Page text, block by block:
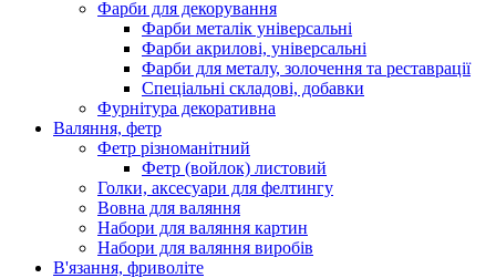
Фарби для декорування
Фарби металік універсальні
Фарби акрилові, універсальні
Фарби для металу, золочення та реставрації
Спеціальні складові, добавки
Фурнітура декоративна
Валяння, фетр
Фетр різноманітний
Фетр (войлок) листовий
Голки, аксесуари для фелтингу
Вовна для валяння
Набори для валяння картин
Набори для валяння виробів
В'язання, фриволіте